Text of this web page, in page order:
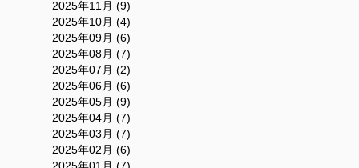
2025年11月 (9)
2025年10月 (4)
2025年09月 (6)
2025年08月 (7)
2025年07月 (2)
2025年06月 (6)
2025年05月 (9)
2025年04月 (7)
2025年03月 (7)
2025年02月 (6)
2025年01月 (7)